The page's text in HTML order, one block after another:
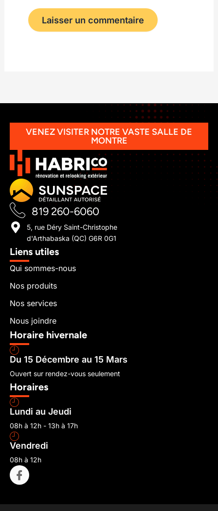
VENEZ VISITER NOTRE VASTE SALLE DE
MONTRE
819 260-6060
5, rue Déry Saint-Christophe
d'Arthabaska (QC) G6R 0G1
Liens utiles
Qui sommes-nous
Nos produits
Nos services
Nous joindre
Horaire hivernale
Du 15 Décembre au 15 Mars
Ouvert sur rendez-vous seulement
Horaires
Lundi au Jeudi
08h à 12h - 13h à 17h
Vendredi
08h à 12h
I
c